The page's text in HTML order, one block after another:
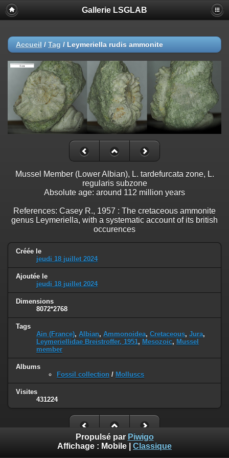
Gallerie LSGLAB
Accueil / Tag / Leymeriella rudis ammonite
Mussel Member (Lower Albian), L. tardefurcata zone, L.
regularis subzone
Absolute age: around 112 million years
References: Casey R., 1957 : The cretaceous ammonite
genus Leymeriella, with a systematic account of its british
occurences
Créée le
jeudi 18 juillet 2024
Ajoutée le
jeudi 18 juillet 2024
Dimensions
8072*2768
Tags
Ain (France), Albian, Ammonoidea, Cretaceous, Jura,
Leymeriellidae Breistroffer, 1951, Mesozoic, Mussel
member
Albums
Fossil collection / Molluscs
Visites
431224
Propulsé par Piwigo
Affichage : Mobile Classique